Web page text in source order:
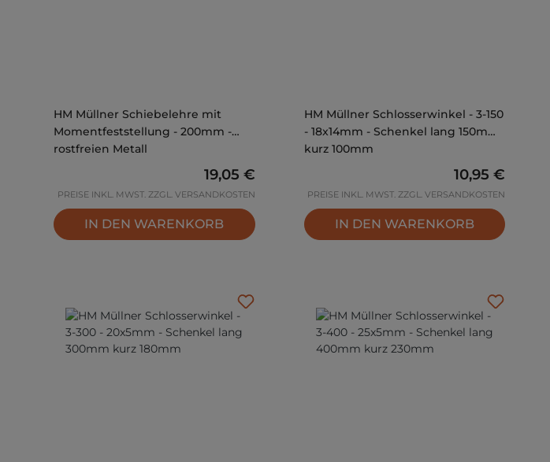
HM Müllner Schiebelehre mit
Momentfeststellung - 200mm -
rostfreien Metall
Regulärer Preis:
19,05 €
PREISE INKL. MWST. ZZGL. VERSANDKOSTEN
IN DEN WARENKORB
HM Müllner Schlosserwinkel - 3-150
- 18x14mm - Schenkel lang 150mm
kurz 100mm
Regulärer
10,95 €
PREISE INKL. MWST. ZZGL. VERSANDKOSTEN
IN DEN WARENKORB